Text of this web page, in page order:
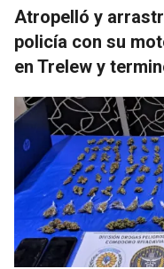
Atropelló y
policía con su
en Trelew y